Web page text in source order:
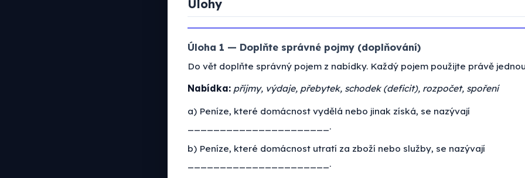
Úlohy
Úloha 1 — Doplňte správné pojmy (doplňování)
Do vět doplňte správný pojem z nabídky. Každý pojem použijte právě
Nabídka: příjmy, výdaje, přebytek, schodek (deficit), rozpočet, spoření
a) Peníze, které domácnost vydělá nebo jinak získá, se nazývají
______________________.
b) Peníze, které domácnost utratí za zboží nebo služby, se nazývají
______________________.